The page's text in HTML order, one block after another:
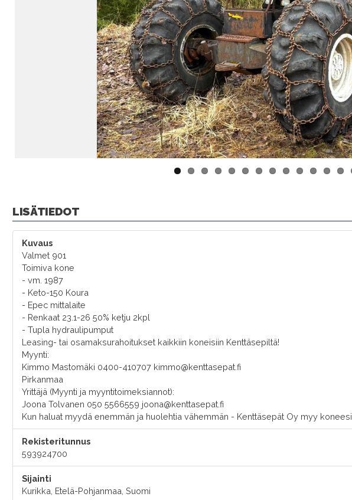
LISÄTIEDOT
Kuvaus
Valmet 901
Toimiva kone
- vm. 1987
- Keto-150 Koura
- Epec mittalaite
- Renkaat 23.1-26 50% ketju 2kpl
- Tupla hydraulipumput
Leasing- tai osamaksurahoitukset kaikkiin koneisiin Kenttäsepiltä!
Myynti:
Kimmo Mastomäki 0400-410707 kimmo@kenttasepat.fi
Pirkanmaa
Yrittäjä (Myynti ja myyntitoimeksiannot):
Joona Tolvanen 050 5566559 joona@kenttasepat.fi
Kun haluat myydä enemmän ja huolehtia vähemmän - Kenttäsepät Oy myy koneesi
Rekisteritunnus
593924700
Sijainti
Kurikka, Etelä-Pohjanmaa, Suomi